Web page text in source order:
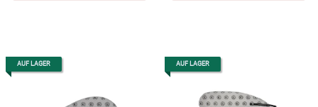
AUF LAGER AUF LAGER